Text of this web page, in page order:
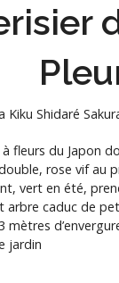
Kiku Shidaré
à fleurs du Japon
rose vif au
vert en été,
arbre caduc de
mètres
jardin